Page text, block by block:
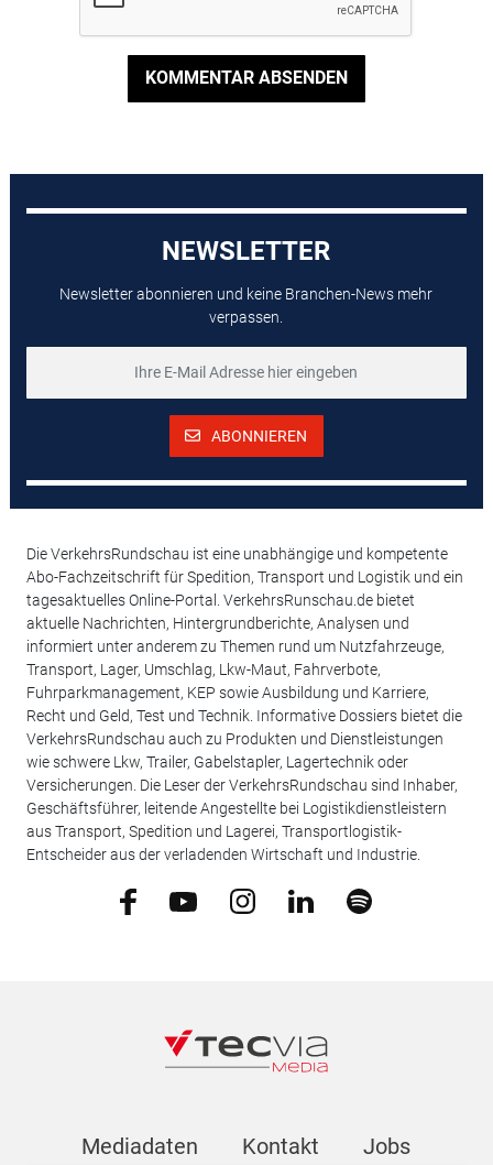
KOMMENTAR ABSENDEN
NEWSLETTER
Newsletter abonnieren und keine Branchen-News mehr
verpassen.
ABONNIEREN
Die VerkehrsRundschau ist eine unabhängige und kompetente
Abo-Fachzeitschrift für Spedition, Transport und Logistik und ein
tagesaktuelles Online-Portal. VerkehrsRunschau.de bietet
aktuelle Nachrichten, Hintergrundberichte, Analysen und
informiert unter anderem zu Themen rund um Nutzfahrzeuge,
Transport, Lager, Umschlag, Lkw-Maut, Fahrverbote,
Fuhrparkmanagement, KEP sowie Ausbildung und Karriere,
Recht und Geld, Test und Technik. Informative Dossiers bietet die
VerkehrsRundschau auch zu Produkten und Dienstleistungen
wie schwere Lkw, Trailer, Gabelstapler, Lagertechnik oder
Versicherungen. Die Leser der VerkehrsRundschau sind Inhaber,
Geschäftsführer, leitende Angestellte bei Logistikdienstleistern
aus Transport, Spedition und Lagerei, Transportlogistik-
Entscheider aus der verladenden Wirtschaft und Industrie.
Mediadaten Kontakt Jobs